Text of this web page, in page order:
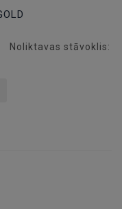
Noliktavas stāvoklis: